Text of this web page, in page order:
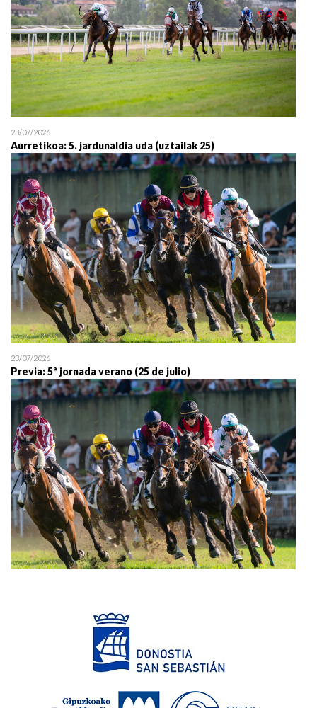
23/07/2026
Aurretikoa: 5. jardunaldia uda (uztailak 25)
23/07/2026
Previa: 5ª jornada verano (25 de julio)